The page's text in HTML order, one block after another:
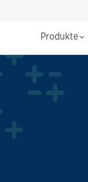
Produkte